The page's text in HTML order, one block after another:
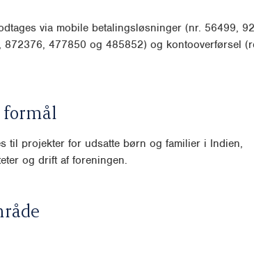
via mobile betalingsløsninger (nr. 56499,
872376, 477850 og 485852) og kontooverførsel
til projekter for udsatte børn og familier i Indien,
og drift af foreningen.